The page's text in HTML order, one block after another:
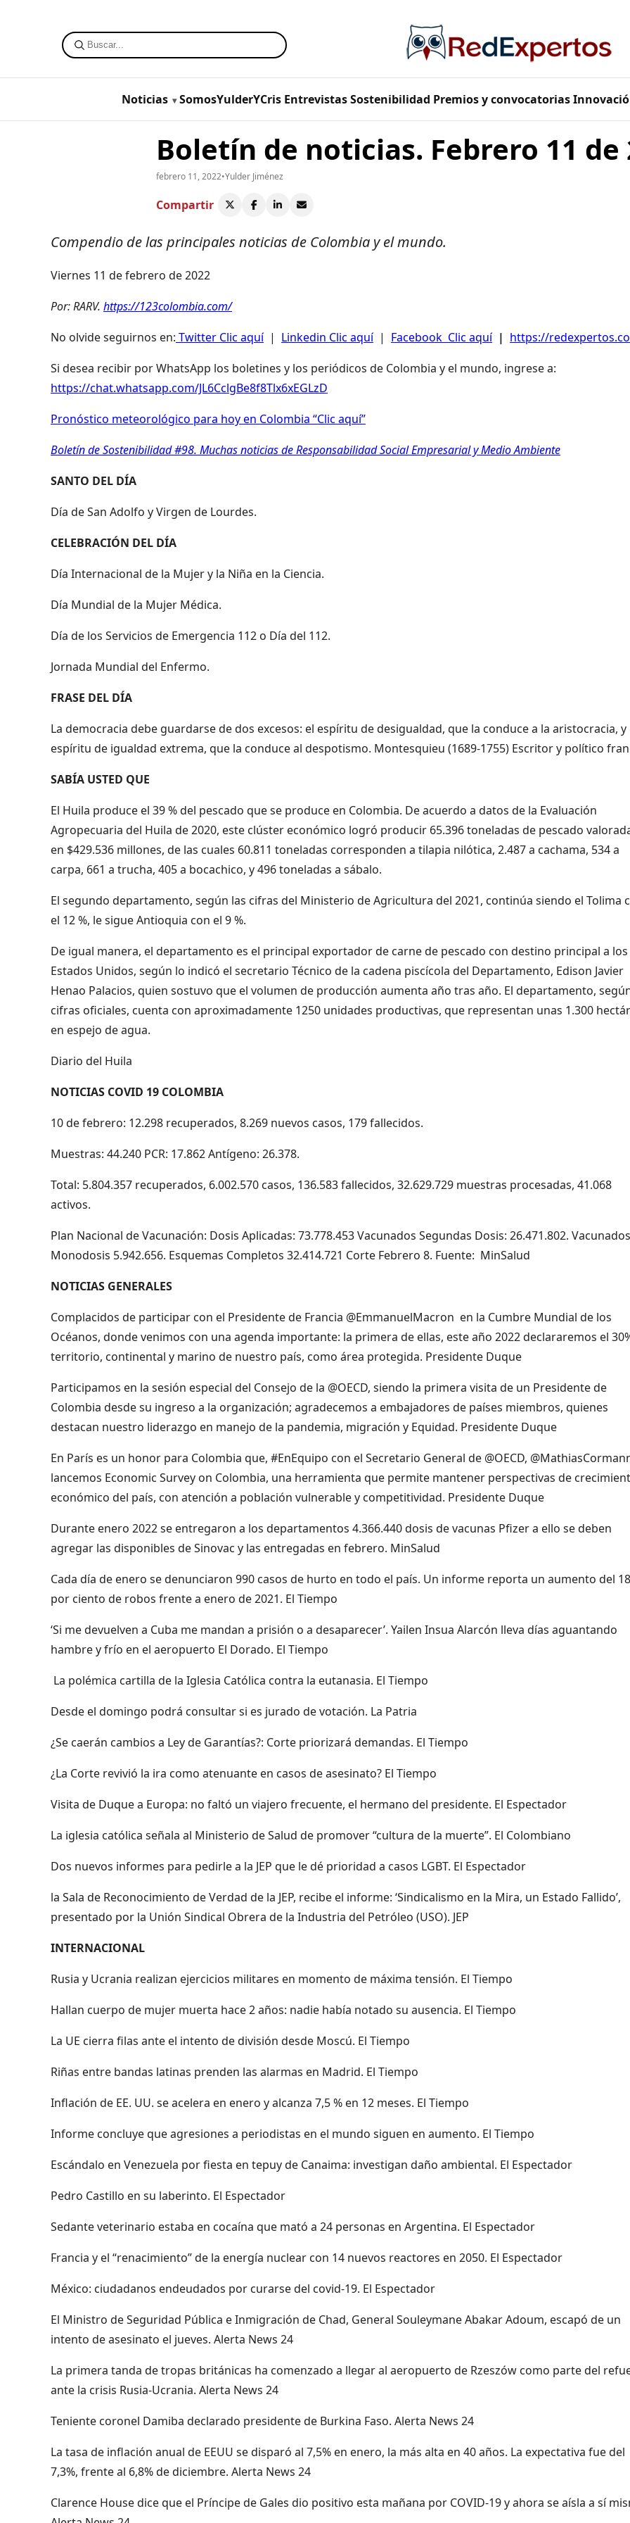
Noticias SomosYulderYCris Entrevistas Sostenibilidad Premios y convocatorias
Boletín de noticias. Febrero 11 de
febrero 11, 2022•Yulder Jiménez
Compartir
Compendio de las principales noticias de Colombia y el mundo.
Viernes 11 de febrero de 2022
Por: RARV. https://123colombia.com/
No olvide seguirnos en: Twitter Clic aquí| Linkedin Clic aquí| Facebook Clic aquí| https://
Si desea recibir por WhatsApp los boletines y los periódicos de Colombia y el mundo, ingrese a:
https://chat.whatsapp.com/JL6CclgBe8f8Tlx6xEGLzD
Pronóstico meteorológico para hoy en Colombia “Clic aquí”
Boletín de Sostenibilidad #98. Muchas noticias de Responsabilidad Social Empresarial y Medio Ambiente
SANTO DEL DÍA
Día de San Adolfo y Virgen de Lourdes.
CELEBRACIÓN DEL DÍA
Día Internacional de la Mujer y la Niña en la Ciencia.
Día Mundial de la Mujer Médica.
Día de los Servicios de Emergencia 112 o Día del 112.
Jornada Mundial del Enfermo.
FRASE DEL DÍA
La democracia debe guardarse de dos excesos: el espíritu de desigualdad, que la conduce a la aristocracia, y
espíritu de igualdad extrema, que la conduce al despotismo. Montesquieu (1689-1755) Escritor y político
SABÍA USTED QUE
El Huila produce el 39 % del pescado que se produce en Colombia. De acuerdo a datos de la Evaluación
Agropecuaria del Huila de 2020, este clúster económico logró producir 65.396 toneladas de pescado
en $429.536 millones, de las cuales 60.811 toneladas corresponden a tilapia nilótica, 2.487 a cachama, 534 a
carpa, 661 a trucha, 405 a bocachico, y 496 toneladas a sábalo.
El segundo departamento, según las cifras del Ministerio de Agricultura del 2021, continúa siendo el Tolima
el 12 %, le sigue Antioquia con el 9 %.
De igual manera, el departamento es el principal exportador de carne de pescado con destino principal a los
Estados Unidos, según lo indicó el secretario Técnico de la cadena piscícola del Departamento, Edison Javier
Henao Palacios, quien sostuvo que el volumen de producción aumenta año tras año. El departamento,
cifras oficiales, cuenta con aproximadamente 1250 unidades productivas, que representan unas 1.300
en espejo de agua.
Diario del Huila
NOTICIAS COVID 19 COLOMBIA
10 de febrero: 12.298 recuperados, 8.269 nuevos casos, 179 fallecidos.
Muestras: 44.240 PCR: 17.862 Antígeno: 26.378.
Total: 5.804.357 recuperados, 6.002.570 casos, 136.583 fallecidos, 32.629.729 muestras procesadas, 41.068
activos.
Plan Nacional de Vacunación: Dosis Aplicadas: 73.778.453 Vacunados Segundas Dosis: 26.471.802. Vacunados
Monodosis 5.942.656. Esquemas Completos 32.414.721 Corte Febrero 8. Fuente: MinSalud
NOTICIAS GENERALES
Complacidos de participar con el Presidente de Francia @EmmanuelMacron en la Cumbre Mundial de los
Océanos, donde venimos con una agenda importante: la primera de ellas, este año 2022 declararemos el
territorio, continental y marino de nuestro país, como área protegida. Presidente Duque
Participamos en la sesión especial del Consejo de la @OECD, siendo la primera visita de un Presidente de
Colombia desde su ingreso a la organización; agradecemos a embajadores de países miembros, quienes
destacan nuestro liderazgo en manejo de la pandemia, migración y Equidad. Presidente Duque
En París es un honor para Colombia que, #EnEquipo con el Secretario General de @OECD,
lancemos Economic Survey on Colombia, una herramienta que permite mantener perspectivas de
económico del país, con atención a población vulnerable y competitividad. Presidente Duque
Durante enero 2022 se entregaron a los departamentos 4.366.440 dosis de vacunas Pfizer a ello se deben
agregar las disponibles de Sinovac y las entregadas en febrero. MinSalud
Cada día de enero se denunciaron 990 casos de hurto en todo el país. Un informe reporta un aumento del
por ciento de robos frente a enero de 2021. El Tiempo
‘Si me devuelven a Cuba me mandan a prisión o a desaparecer’. Yailen Insua Alarcón lleva días aguantando
hambre y frío en el aeropuerto El Dorado. El Tiempo
La polémica cartilla de la Iglesia Católica contra la eutanasia. El Tiempo
Desde el domingo podrá consultar si es jurado de votación. La Patria
¿Se caerán cambios a Ley de Garantías?: Corte priorizará demandas. El Tiempo
¿La Corte revivió la ira como atenuante en casos de asesinato? El Tiempo
Visita de Duque a Europa: no faltó un viajero frecuente, el hermano del presidente. El Espectador
La iglesia católica señala al Ministerio de Salud de promover “cultura de la muerte”. El Colombiano
Dos nuevos informes para pedirle a la JEP que le dé prioridad a casos LGBT. El Espectador
la Sala de Reconocimiento de Verdad de la JEP, recibe el informe: ‘Sindicalismo en la Mira, un Estado Fallido’,
presentado por la Unión Sindical Obrera de la Industria del Petróleo (USO). JEP
INTERNACIONAL
Rusia y Ucrania realizan ejercicios militares en momento de máxima tensión. El Tiempo
Hallan cuerpo de mujer muerta hace 2 años: nadie había notado su ausencia. El Tiempo
La UE cierra filas ante el intento de división desde Moscú. El Tiempo
Riñas entre bandas latinas prenden las alarmas en Madrid. El Tiempo
Inflación de EE. UU. se acelera en enero y alcanza 7,5 % en 12 meses. El Tiempo
Informe concluye que agresiones a periodistas en el mundo siguen en aumento. El Tiempo
Escándalo en Venezuela por fiesta en tepuy de Canaima: investigan daño ambiental. El Espectador
Pedro Castillo en su laberinto. El Espectador
Sedante veterinario estaba en cocaína que mató a 24 personas en Argentina. El Espectador
Francia y el “renacimiento” de la energía nuclear con 14 nuevos reactores en 2050. El Espectador
México: ciudadanos endeudados por curarse del covid-19. El Espectador
El Ministro de Seguridad Pública e Inmigración de Chad, General Souleymane Abakar Adoum, escapó de un
intento de asesinato el jueves. Alerta News 24
La primera tanda de tropas británicas ha comenzado a llegar al aeropuerto de Rzeszów como parte del
ante la crisis Rusia-Ucrania. Alerta News 24
Teniente coronel Damiba declarado presidente de Burkina Faso. Alerta News 24
La tasa de inflación anual de EEUU se disparó al 7,5% en enero, la más alta en 40 años. La expectativa fue del
7,3%, frente al 6,8% de diciembre. Alerta News 24
Clarence House dice que el Príncipe de Gales dio positivo esta mañana por COVID-19 y ahora se aísla a sí